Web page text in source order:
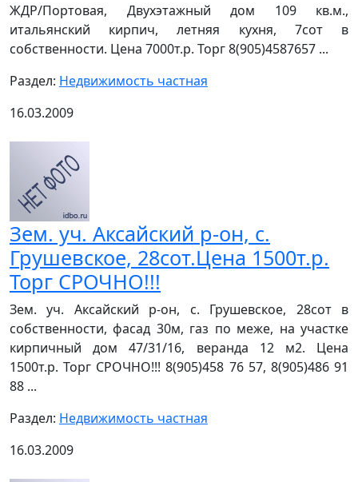
ЖДР/Портовая, Двухэтажный дом 109 кв.м.,
итальянский кирпич, летняя кухня, 7сот в
собственности. Цена 7000т.р. Торг 8(905)4587657 ...
Раздел: Недвижимость частная
16.03.2009
Зем. уч. Аксайский р-он, с.
Грушевское, 28сот.Цена 1500т.р.
Торг СРОЧНО!!!
Зем. уч. Аксайский р-он, с. Грушевское, 28сот в
собственности, фасад 30м, газ по меже, на участке
кирпичный дом 47/31/16, веранда 12 м2. Цена
1500т.р. Торг СРОЧНО!!! 8(905)458 76 57, 8(905)486 91
88 ...
Раздел: Недвижимость частная
16.03.2009